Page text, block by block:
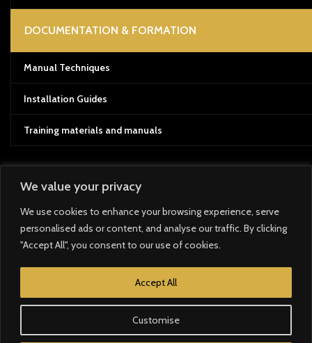
We value your privacy
We use cookies to enhance your browsing experience, serve
personalised ads or content, and analyse our traffic. By clicking
"Accept All", you consent to our use of cookies.
Customise
Accept All
DOCUMENTATION & FORMATION
Manual Techniques
Installation Guides
Training materials and manuals
Payment System:
Shipping System:
Developed with ❤️ byAYAMER DIGITALAll rights reserved 2025E-